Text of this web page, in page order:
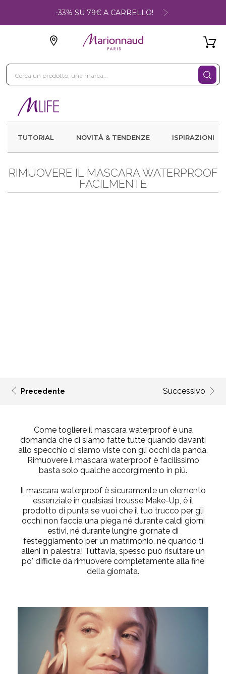
-33% SU 79€ A CARRELLO!
TUTORIAL NOVITÀ & TENDENZE ISPIRAZIONI
RIMUOVERE IL MASCARA WATERPROOF
FACILMENTE
Precedente Successivo
Come togliere il mascara waterproof è una
domanda che ci siamo fatte tutte quando davanti
allo specchio ci siamo viste con gli occhi da panda.
Rimuovere il mascara waterproof è facilissimo
basta solo qualche accorgimento in più.
Il mascara waterproof è sicuramente un elemento
essenziale in qualsiasi trousse Make-Up, è il
prodotto di punta se vuoi che il tuo trucco per gli
occhi non faccia una piega né durante caldi giorni
estivi, né durante lunghe giornate di
festeggiamento per un matrimonio, né quando ti
alleni in palestra! Tuttavia, spesso può risultare un
po' difficile da rimuovere completamente alla fine
della giornata.